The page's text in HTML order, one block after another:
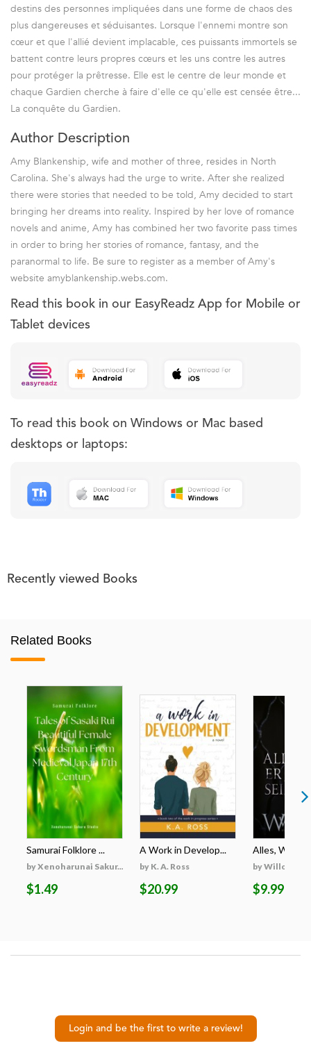
destins des personnes impliquées dans une forme de chaos des
plus dangereuses et séduisantes. Lorsque l'ennemi montre son
cœur et que l'allié devient implacable, ces puissants immortels se
battent contre leurs propres cœurs et les uns contre les autres
pour protéger la prêtresse. Elle est le centre de leur monde et
chaque Gardien cherche à faire d'elle ce qu'elle est censée être...
La conquête du Gardien.
Author Description
Amy Blankenship, wife and mother of three, resides in North
Carolina. She's always had the urge to write. After she realized
there were stories that needed to be told, Amy decided to start
bringing her dreams into reality. Inspired by her love of romance
novels and anime, Amy has combined her two favorite pass times
in order to bring her stories of romance, fantasy, and the
paranormal to life. Be sure to register as a member of Amy's
website amyblankenship.webs.com.
Read this book in our EasyReadz App for Mobile or
Tablet devices
To read this book on Windows or Mac based
desktops or laptops:
Recently viewed Books
Related Books
Samurai Folklore ...
by Xenoharunai Sakur...
$1.49
A Work in Develop...
by K. A. Ross
$20.99
Alles, Was Er
by Willow
$9.99
Login and be the first to write a review!